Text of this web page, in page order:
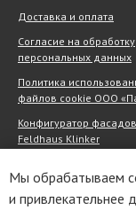
Доставка и оплата
Согласие на обработку
персональных данных
Политика
файлов cookie ООО
Конфигуратор фасадов
Feldhaus Klinker
Мы обрабатываем
и привлекательнее